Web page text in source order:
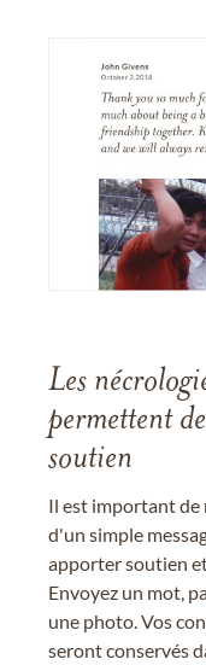
Les
permettent
soutien
Il est important de
d'un simple
apporter soutien
Envoyez un mot,
une photo. Vos
seront conservés